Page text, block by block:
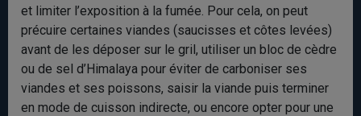
et limiter l’exposition à la fumée. Pour cela, on peut
précuire certaines viandes (saucisses et côtes levées)
avant de les déposer sur le gril, utiliser un bloc de cèdre
ou de sel d’Himalaya pour éviter de carboniser ses
viandes et ses poissons, saisir la viande puis terminer
en mode de cuisson indirecte, ou encore opter pour une